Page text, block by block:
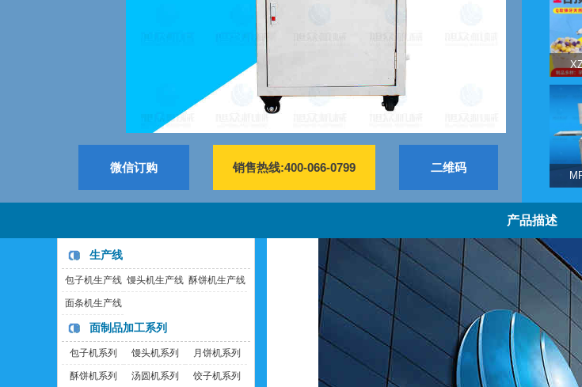
微信订购 销售热线:400-066-0799 二维码
产品描述
生产线
包子机生产线 馒头机生产线 酥饼机生产线
面条机生产线
面制品加工系列
包子机系列 馒头机系列 月饼机系列
酥饼机系列 汤圆机系列 饺子机系列